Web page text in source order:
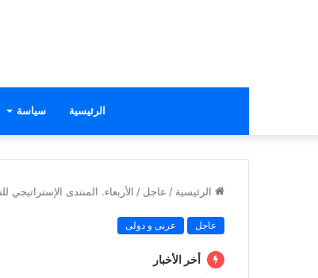
الرئيسية سياسة
الرئيسية / عاجل / الأربعاء. المنتدى الإستراتيجي
عاجل عربى و دولى
أخر الأخبار